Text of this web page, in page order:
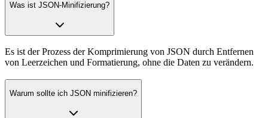
Was ist JSON-Minifizierung?
Es ist der Prozess der Komprimierung von JSON durch Entfernen
von Leerzeichen und Formatierung, ohne die Daten zu verändern.
Warum sollte ich JSON minifizieren?